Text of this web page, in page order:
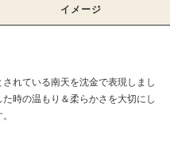
イメージ
れている南天を沈金で表現しまし
時の温もり＆柔らかさを大切にし